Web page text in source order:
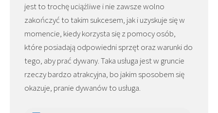
jest to trochę uciążliwe i nie zawsze wolno
zakończyć to takim sukcesem, jak i uzyskuje się w
momencie, kiedy korzysta się z pomocy osób,
które posiadają odpowiedni sprzęt oraz warunki do
tego, aby prać dywany. Taka usługa jest w gruncie
rzeczy bardzo atrakcyjna, bo jakim sposobem się
okazuje, pranie dywanów to usługa.